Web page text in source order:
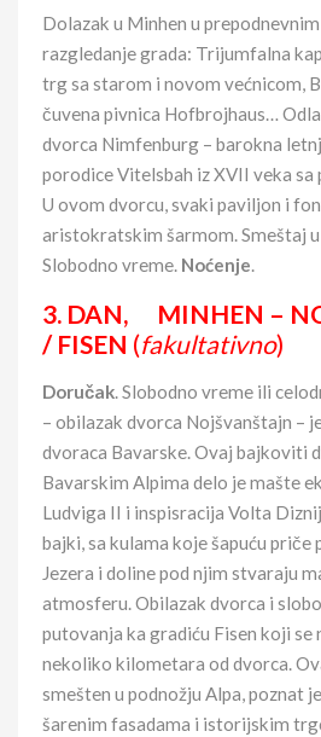
Dolazak u Minhen u
razgledanje grada: Trijumfalna
trg sa starom i novom većnicom,
čuvena pivnica Hofbrojhaus…
dvorca Nimfenburg – barokna
porodice Vitelsbah iz XVII veka
U ovom dvorcu, svaki paviljon i
aristokratskim šarmom. Smeštaj
Slobodno vreme. Noćenje.
3. DAN, MINHEN –
/ FISEN (fakultativno)
Doručak. Slobodno vreme ili
– obilazak dvorca Nojšvanštajn –
dvoraca Bavarske. Ovaj bajkoviti
Bavarskim Alpima delo je mašte
Ludviga II i inspisracija Volta
bajki, sa kulama koje šapuću priče
Jezera i doline pod njim stvaraju
atmosferu. Obilazak dvorca i
putovanja ka gradiću Fisen koji se
nekoliko kilometara od dvorca.
smešten u podnožju Alpa, poznat
šarenim fasadama i istorijskim